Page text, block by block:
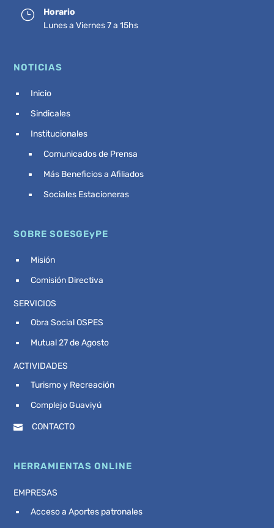
}
Horario
Lunes a Viernes 7 a 15hs
NOTICIAS
^ Inicio
^ Sindicales
^ Institucionales
^ Comunicados de Prensa
^ Más Beneficios a Afiliados
^ Sociales Estacioneras
SOBRE SOESGEyPE
^ Misión
^ Comisión Directiva
SERVICIOS
^ Obra Social OSPES
^ Mutual 27 de Agosto
ACTIVIDADES
^ Turismo y Recreación
^ Complejo Guaviyú
 CONTACTO
HERRAMIENTAS ONLINE
EMPRESAS
^ Acceso a Aportes patronales